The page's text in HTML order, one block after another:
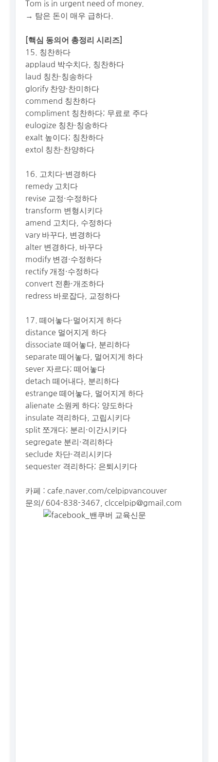
Tom is in urgent need of money.
→ 탐은 돈이 매우 급하다.
[핵심 동의어 총정리 시리즈]
15. 칭찬하다
applaud 박수치다, 칭찬하다
laud 칭찬·칭송하다
glorify 찬양·찬미하다
commend 칭찬하다
compliment 칭찬하다; 무료로 주다
eulogize 칭찬·칭송하다
exalt 높이다; 칭찬하다
extol 칭찬·찬양하다
16. 고치다·변경하다
remedy 고치다
revise 교정·수정하다
transform 변형시키다
amend 고치다, 수정하다
vary 바꾸다, 변경하다
alter 변경하다, 바꾸다
modify 변경·수정하다
rectify 개정·수정하다
convert 전환·개조하다
redress 바로잡다, 교정하다
17. 떼어놓다·멀어지게 하다
distance 멀어지게 하다
dissociate 떼어놓다, 분리하다
separate 떼어놓다, 멀어지게 하다
sever 자르다; 떼어놓다
detach 떼어내다, 분리하다
estrange 떼어놓다, 멀어지게 하다
alienate 소원케 하다; 양도하다
insulate 격리하다, 고립시키다
split 쪼개다; 분리·이간시키다
segregate 분리·격리하다
seclude 차단·격리시키다
sequester 격리하다; 은퇴시키다
카페 : cafe.naver.com/celpipvancouver
문의/ 604-838-3467,clccelpip@gmail.com